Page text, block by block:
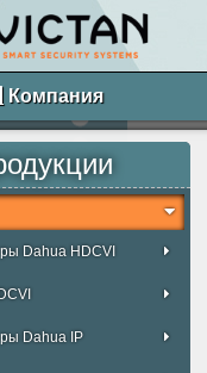
Компания
Dahua HDCVI
Dahua IP